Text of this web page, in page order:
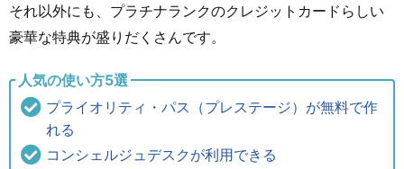
それ以外にも、プラチナランクのクレジットカードらしい
豪華な特典が盛りだくさんです。
人気の使い方5選
プライオリティ・パス（プレステージ）が無料で作
れる
コンシェルジュデスクが利用できる